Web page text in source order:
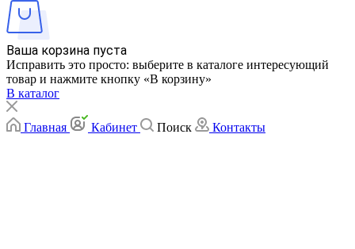
Ваша корзина пуста
Исправить это просто: выберите в каталоге интересующий
товар и нажмите кнопку «В корзину»
В каталог
Главная Кабинет Поиск Контакты